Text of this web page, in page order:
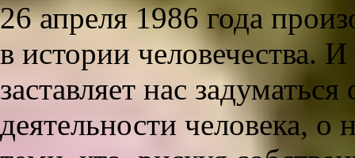
26 апреля 1986 года
в истории человечества.
заставляет нас
деятельности человека,